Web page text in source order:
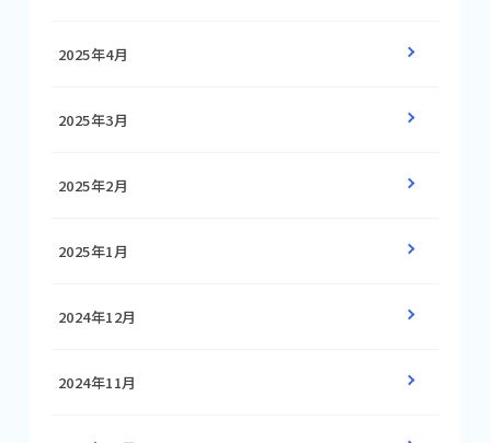
2025年4月
2025年3月
2025年2月
2025年1月
2024年12月
2024年11月